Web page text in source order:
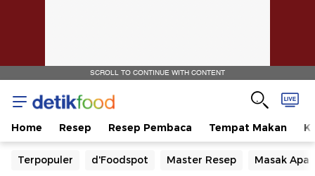
SCROLL TO CONTINUE WITH CONTENT
Home Resep Resep Pembaca Tempat Makan
Terpopuler d'Foodspot Master Resep Masak Apa